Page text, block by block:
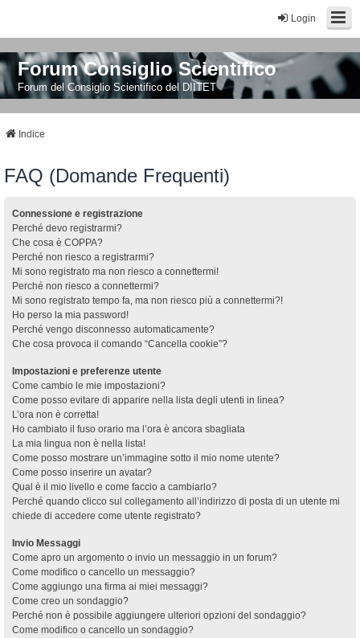
Login
Forum Consiglio Scientifico
Forum del Consiglio Scientifico del DIITET
Indice
FAQ (Domande Frequenti)
Connessione e registrazione
Perché devo registrarmi?
Che cosa è COPPA?
Perché non riesco a registrarmi?
Mi sono registrato ma non riesco a connettermi!
Perché non riesco a connettermi?
Mi sono registrato tempo fa, ma non riesco più a connettermi?!
Ho perso la mia password!
Perché vengo disconnesso automaticamente?
Che cosa provoca il comando “Cancella cookie”?
Impostazioni e preferenze utente
Come cambio le mie impostazioni?
Come posso evitare di apparire nella lista degli utenti in linea?
L’ora non è corretta!
Ho cambiato il fuso orario ma l’ora è ancora sbagliata
La mia lingua non è nella lista!
Come posso mostrare un’immagine sotto il mio nome utente?
Come posso inserire un avatar?
Qual è il mio livello e come faccio a cambiarlo?
Perché quando clicco sul collegamento all’indirizzo di posta di un utente mi
chiede di accedere come utente registrato?
Invio Messaggi
Come apro un argomento o invio un messaggio in un forum?
Come modifico o cancello un messaggio?
Come aggiungo una firma ai miei messaggi?
Come creo un sondaggio?
Perché non è possibile aggiungere ulteriori opzioni del sondaggio?
Come modifico o cancello un sondaggio?